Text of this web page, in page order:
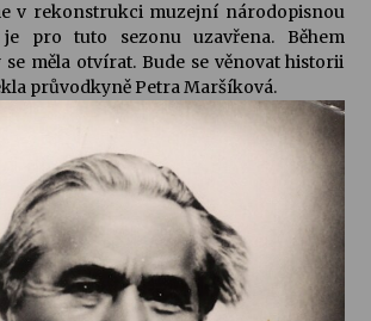
v rekonstrukci muzejní národopisnou
pro tuto sezonu uzavřena. Během
měla otvírat. Bude se věnovat historii
průvodkyně Petra Maršíková.